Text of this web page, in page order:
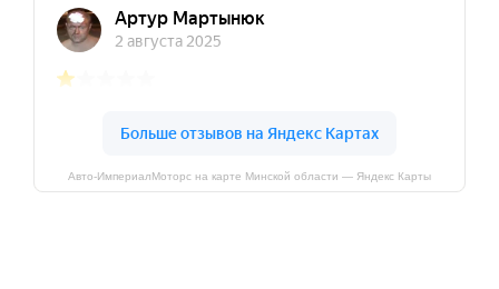
Авто-ИмпериалМоторс на карте Минской области — Яндекс Карты